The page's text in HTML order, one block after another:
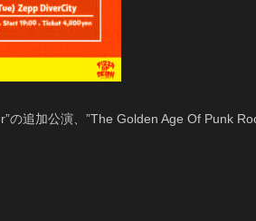
の追加公演、”The Golden Age Of Punk